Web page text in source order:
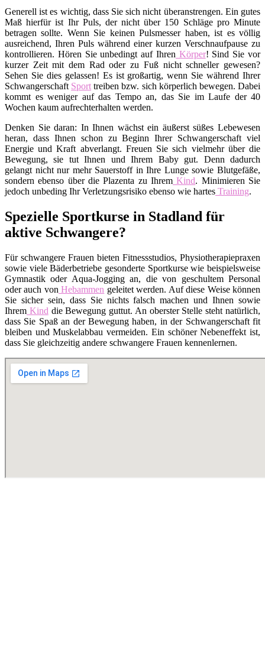
Generell ist es wichtig, dass Sie sich nicht überanstrengen. Ein gutes
Maß hierfür ist Ihr Puls, der nicht über 150 Schläge pro Minute
betragen sollte. Wenn Sie keinen Pulsmesser haben, ist es völlig
ausreichend, Ihren Puls während einer kurzen Verschnaufpause zu
kontrollieren. Hören Sie unbedingt auf Ihren Körper! Sind Sie vor
kurzer Zeit mit dem Rad oder zu Fuß nicht schneller gewesen?
Sehen Sie dies gelassen! Es ist großartig, wenn Sie während Ihrer
Schwangerschaft Sport treiben bzw. sich körperlich bewegen. Dabei
kommt es weniger auf das Tempo an, das Sie im Laufe der 40
Wochen kaum aufrechterhalten werden.
Denken Sie daran: In Ihnen wächst ein äußerst süßes Lebewesen
heran, dass Ihnen schon zu Beginn Ihrer Schwangerschaft viel
Energie und Kraft abverlangt. Freuen Sie sich vielmehr über die
Bewegung, sie tut Ihnen und Ihrem Baby gut. Denn dadurch
gelangt nicht nur mehr Sauerstoff in Ihre Lunge sowie Blutgefäße,
sondern ebenso über die Plazenta zu Ihrem Kind. Minimieren Sie
jedoch unbeding Ihr Verletzungsrisiko ebenso wie hartes Training.
Spezielle Sportkurse in Stadland für
aktive Schwangere?
Für schwangere Frauen bieten Fitnessstudios, Physiotherapiepraxen
sowie viele Bäderbetriebe gesonderte Sportkurse wie beispielsweise
Gymnastik oder Aqua-Jogging an, die von geschultem Personal
oder auch von Hebammen geleitet werden. Auf diese Weise können
Sie sicher sein, dass Sie nichts falsch machen und Ihnen sowie
Ihrem Kind die Bewegung guttut. An oberster Stelle steht natürlich,
dass Sie Spaß an der Bewegung haben, in der Schwangerschaft fit
bleiben und Muskelabbau vermeiden. Ein schöner Nebeneffekt ist,
dass Sie gleichzeitig andere schwangere Frauen kennenlernen.